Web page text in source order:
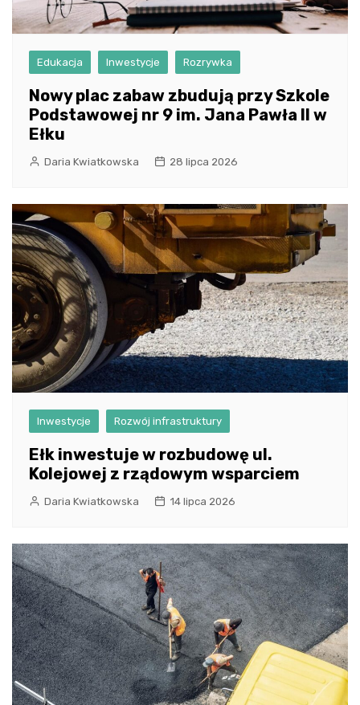
Edukacja Inwestycje Rozrywka
Nowy plac zabaw zbudują przy Szkole
Podstawowej nr 9 im. Jana Pawła II w
Ełku
Daria Kwiatkowska 28 lipca 2026
Inwestycje Rozwój infrastruktury
Ełk inwestuje w rozbudowę ul.
Kolejowej z rządowym wsparciem
Daria Kwiatkowska 14 lipca 2026